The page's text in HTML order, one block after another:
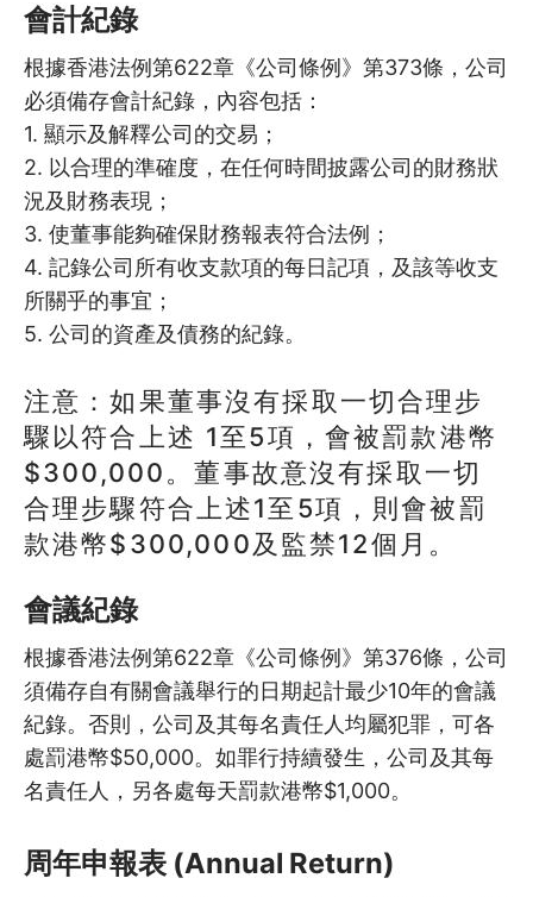
會計紀錄
根據香港法例第622章《公司條例》第373條，公司
必須備存會計紀錄，內容包括：
1. 顯示及解釋公司的交易；
2. 以合理的準確度，在任何時間披露公司的財務狀
況及財務表現；
3. 使董事能夠確保財務報表符合法例；
4. 記錄公司所有收支款項的每日記項，及該等收支
所關乎的事宜；
5. 公司的資產及債務的紀錄。
注意：如果董事沒有採取一切合理步
驟以符合上述 1至5項，會被罰款港幣
$300,000。董事故意沒有採取一切
合理步驟符合上述1至5項，則會被罰
款港幣$300,000及監禁12個月。
會議紀錄
根據香港法例第622章《公司條例》第376條，公司
須備存自有關會議舉行的日期起計最少10年的會議
紀錄。否則，公司及其每名責任人均屬犯罪，可各
處罰港幣$50,000。如罪行持續發生，公司及其每
名責任人，另各處每天罰款港幣$1,000。
周年申報表 (Annual Return)
5 人事管理篇
5.1 聽聽自助組織職員的心聲
5.2 如何平衡職員工作及用者參與？
5.3 搵啱職員的五大要訣
5.4 如何訂立僱傭合約?
5.5 人事管理懶人包︰有關強積金
5.6 準備就緒：如何為新職員帶來…
5.7 你必需要知的職員假期安排(上)
5.8 你必需要知的職員假期安排(下)
5.10
5.11 做個組織好老闆：十大成功…
5.12 好職員誰能留得住 (一)
5.13 好職員誰能留得住 (二)
5.14 好職員誰能留得住 (三)